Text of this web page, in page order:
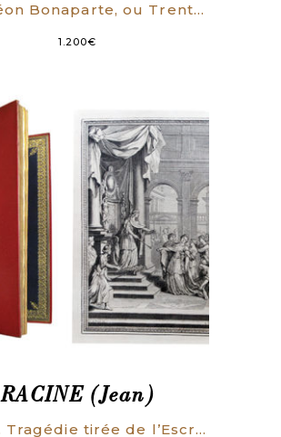
Napoléon Bonaparte, ou Trente ans de lhistoire de France. Drame en six actes.
1.200€
RACINE (Jean)
Esther. Tragédie tirée de l’Escriture Sainte.